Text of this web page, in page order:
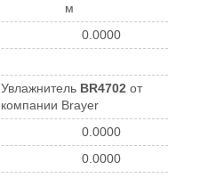
м
0.0000
Увлажнитель BR4702 от
компании Brayer
0.0000
0.0000